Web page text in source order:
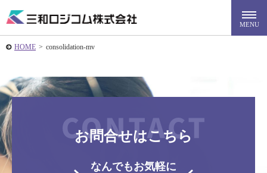
HOME > consolidation-mv
お問合せはこちら
なんでもお気軽に